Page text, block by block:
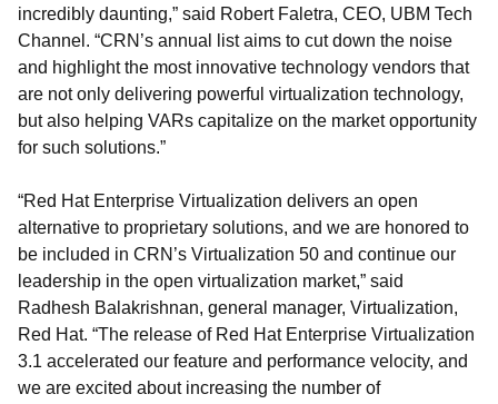
incredibly daunting,” said Robert Faletra, CEO, UBM Tech
Channel. “CRN’s annual list aims to cut down the noise
and highlight the most innovative technology vendors that
are not only delivering powerful virtualization technology,
but also helping VARs capitalize on the market opportunity
for such solutions.”
“Red Hat Enterprise Virtualization delivers an open
alternative to proprietary solutions, and we are honored to
be included in CRN’s Virtualization 50 and continue our
leadership in the open virtualization market,” said
Radhesh Balakrishnan, general manager, Virtualization,
Red Hat. “The release of Red Hat Enterprise Virtualization
3.1 accelerated our feature and performance velocity, and
we are excited about increasing the number of